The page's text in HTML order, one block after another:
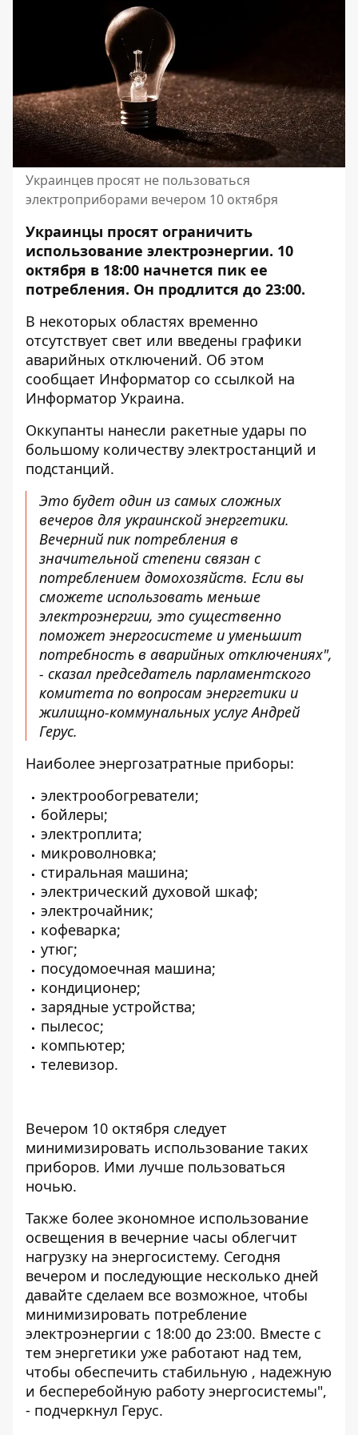
Украинцев просят не пользоваться
электроприборами вечером 10 октября
Украинцы просят ограничить
использование электроэнергии. 10
октября в 18:00 начнется пик ее
потребления. Он продлится до 23:00.
В некоторых областях временно
отсутствует свет или введены графики
аварийных отключений. Об этом
сообщает Информатор со ссылкой на
Информатор Украина.
Оккупанты нанесли ракетные удары по
большому количеству электростанций и
подстанций.
Это будет один из самых сложных
вечеров для украинской энергетики.
Вечерний пик потребления в
значительной степени связан с
потреблением домохозяйств. Если вы
сможете использовать меньше
электроэнергии, это существенно
поможет энергосистеме и уменьшит
потребность в аварийных отключениях",
- сказал председатель парламентского
комитета по вопросам энергетики и
жилищно-коммунальных услуг Андрей
Герус.
Наиболее энергозатратные приборы:
электрообогреватели;
бойлеры;
электроплита;
микроволновка;
стиральная машина;
электрический духовой шкаф;
электрочайник;
кофеварка;
утюг;
посудомоечная машина;
кондиционер;
зарядные устройства;
пылесос;
компьютер;
телевизор.
Вечером 10 октября следует
минимизировать использование таких
приборов. Ими лучше пользоваться
ночью.
Также более экономное использование
освещения в вечерние часы облегчит
нагрузку на энергосистему. Сегодня
вечером и последующие несколько дней
давайте сделаем все возможное, чтобы
минимизировать потребление
электроэнергии с 18:00 до 23:00. Вместе с
тем энергетики уже работают над тем,
чтобы обеспечить стабильную , надежную
и бесперебойную работу энергосистемы",
- подчеркнул Герус.